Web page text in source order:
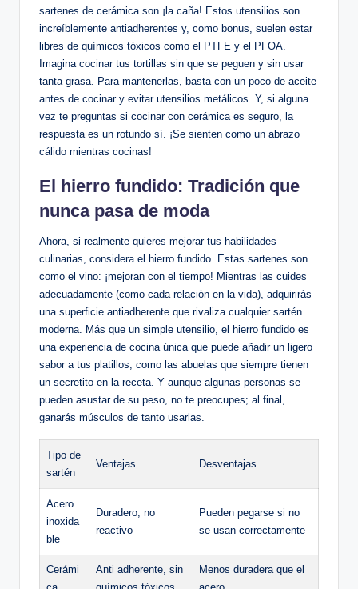
sartenes de cerámica son ¡la caña! Estos utensilios son
increíblemente antiadherentes y, como bonus, suelen estar
libres de químicos tóxicos como el PTFE y el PFOA.
Imagina cocinar tus tortillas sin que se peguen y sin usar
tanta grasa. Para mantenerlas, basta con un poco de aceite
antes de cocinar y evitar utensilios metálicos. Y, si alguna
vez te preguntas si cocinar con cerámica es seguro, la
respuesta es un rotundo sí. ¡Se sienten como un abrazo
cálido mientras cocinas!
El hierro fundido: Tradición que
nunca pasa de moda
Ahora, si realmente quieres mejorar tus habilidades
culinarias, considera el hierro fundido. Estas sartenes son
como el vino: ¡mejoran con el tiempo! Mientras las cuides
adecuadamente (como cada relación en la vida), adquirirás
una superficie antiadherente que rivaliza cualquier sartén
moderna. Más que un simple utensilio, el hierro fundido es
una experiencia de cocina única que puede añadir un ligero
sabor a tus platillos, como las abuelas que siempre tienen
un secretito en la receta. Y aunque algunas personas se
pueden asustar de su peso, no te preocupes; al final,
ganarás músculos de tanto usarlas.
Tipo de
sartén
Ventajas Desventajas
Acero
inoxida
ble
Duradero, no
reactivo
Pueden pegarse si no
se usan correctamente
Cerámi
Anti adherente, sin
Menos duradera que el